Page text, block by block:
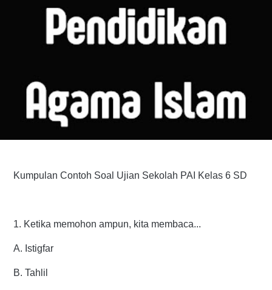
Kumpulan Contoh Soal Ujian Sekolah PAI Kelas 6 SD
1. Ketika memohon ampun, kita membaca...
A. Istigfar
B. Tahlil